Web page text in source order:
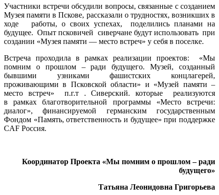
Участники встречи обсудили вопросы, связанные с созданием
Музея памяти в Пскове, рассказали о трудностях, возникших в
ходе работы, о своих успехах, поделились планами на
будущее. Опыт псковичей сиверчане будут использовать при
создании «Музея памяти — место встреч» у себя в поселке.
Встреча проходила в рамках реализации проектов: «Мы
помним о прошлом – ради будущего. Музей, созданный
бывшими узниками фашистских концлагерей,
проживающими в Псковской области» и «Музей памяти –
место встреч» п.г.т . Сиверский. которые реализуются
в рамках благотворительной программы «Место встречи:
диалог», финансируемой германским государственным
Фондом «Память, ответственность и будущее» при поддержке
CAF Россия.
Координатор Проекта «Мы помним о прошлом – ради
будущего»
Татьяна Леонидовна Григорьева